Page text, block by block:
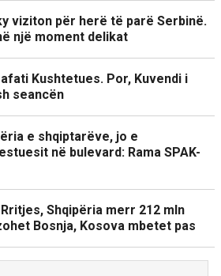
viziton për herë të parë Serbinë.
një moment delikat
Kushtetues. Por, Kuvendi i
seancën
e shqiptarëve, jo e
në bulevard: Rama SPAK-
Shqipëria merr 212 mln
Bosnja, Kosova mbetet pas